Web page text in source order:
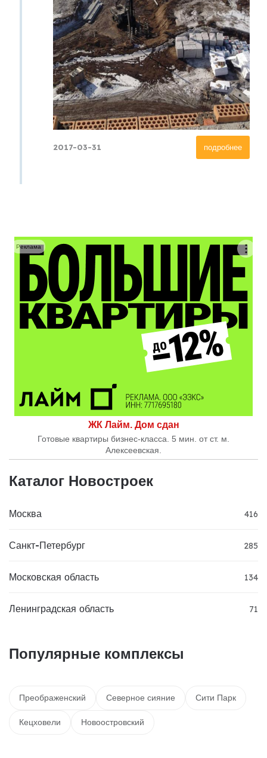
подробнее
2017-03-31
ЖК Лайм. Дом сдан
Готовые квартиры бизнес-класса. 5 мин. от ст. м.
Алексеевская.
Реклама
Каталог Новостроек
Москва 416
Санкт-Петербург 285
Московская область 134
Ленинградская область 71
Популярные комплексы
Преображенский Северное сияние Сити Парк
Кецховели Новоостровский